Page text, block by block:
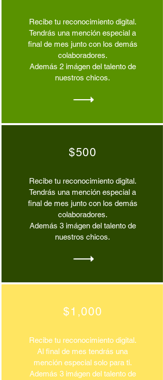
Recibe tu reconocimiento digital.
Tendrás una mención especial a
final de mes junto con los demás
colaboradores.
Además 2 imágen del talento de
nuestros chicos.
$500
Recibe tu reconocimiento digital.
Tendrás una mención especial a
final de mes junto con los demás
colaboradores.
Además 3 imágen del talento de
nuestros chicos.
$1,000
Recibe tu reconocimiento digital.
Al final de mes tendrás una
mención especial solo para ti.
Además 3 imágen del talento de